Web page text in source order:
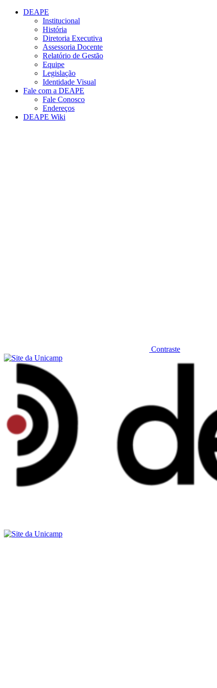
Conteúdo principal
DEAPE
Institucional
História
Diretoria Executiva
Assessoria Docente
Relatório de Gestão
Equipe
Legislação
Identidade Visual
Fale com a DEAPE
Fale Conosco
Endereços
DEAPE Wiki
Contraste